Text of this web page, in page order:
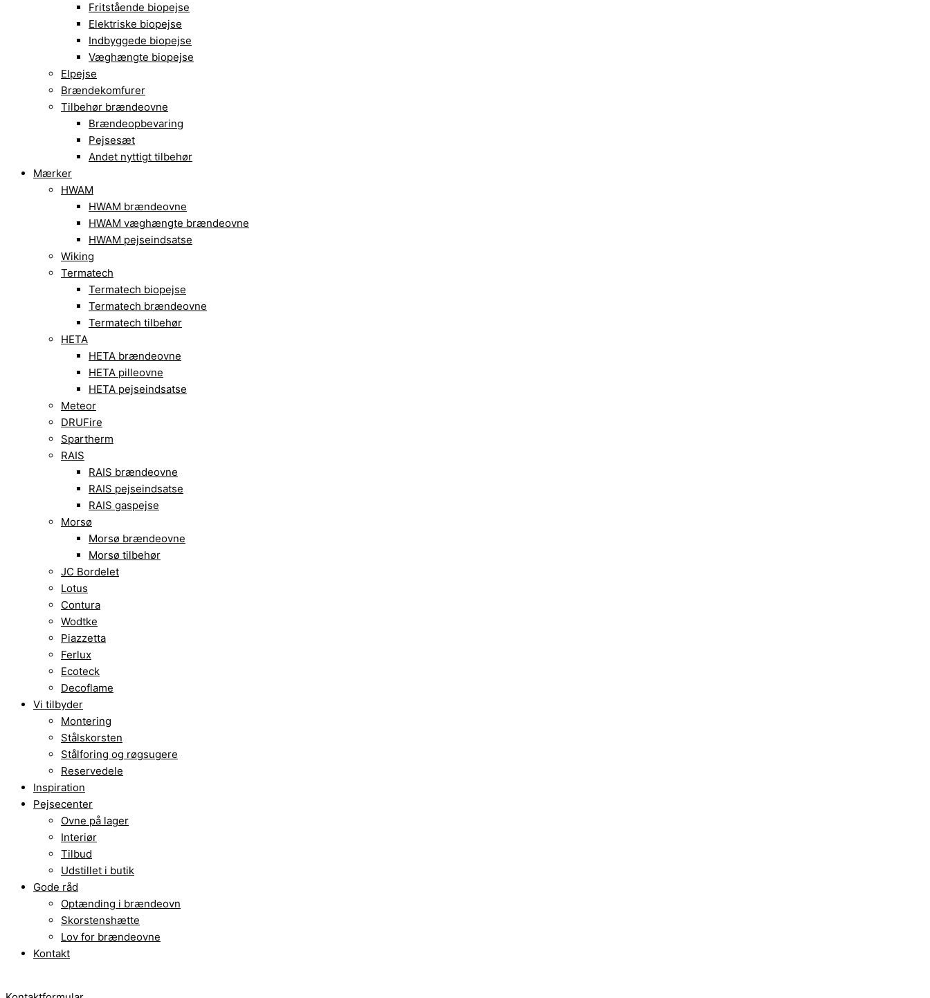
Fritstående biopejse
Elektriske biopejse
Indbyggede biopejse
Væghængte biopejse
Elpejse
Brændekomfurer
Tilbehør brændeovne
Brændeopbevaring
Pejsesæt
Andet nyttigt tilbehør
Mærker
HWAM
HWAM brændeovne
HWAM væghængte brændeovne
HWAM pejseindsatse
Wiking
Termatech
Termatech biopejse
Termatech brændeovne
Termatech tilbehør
HETA
HETA brændeovne
HETA pilleovne
HETA pejseindsatse
Meteor
DRUFire
Spartherm
RAIS
RAIS brændeovne
RAIS pejseindsatse
RAIS gaspejse
Morsø
Morsø brændeovne
Morsø tilbehør
JC Bordelet
Lotus
Contura
Wodtke
Piazzetta
Ferlux
Ecoteck
Decoflame
Vi tilbyder
Montering
Stålskorsten
Stålforing og røgsugere
Reservedele
Inspiration
Pejsecenter
Ovne på lager
Interiør
Tilbud
Udstillet i butik
Gode råd
Optænding i brændeovn
Skorstenshætte
Lov for brændeovne
Kontakt